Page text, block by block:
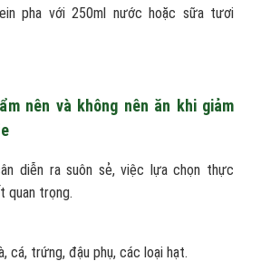
pha với 250ml nước hoặc sữa tươi
nên và không nên ăn khi giảm
diễn ra suôn sẻ, việc lựa chọn thực
quan trọng.
cá, trứng, đậu phụ, các loại hạt.